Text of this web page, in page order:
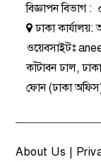
বিজ্ঞাপন বিভাগ:
ঢাকা কার্যালয়:
ওয়েবসাইটঃ
কাঁটাবন ঢাল,
ফোন(ঢাকা
About Us |